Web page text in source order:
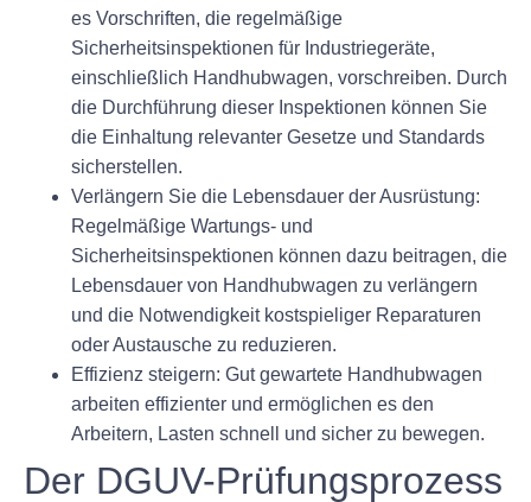
es Vorschriften, die regelmäßige
Sicherheitsinspektionen für Industriegeräte,
einschließlich Handhubwagen, vorschreiben. Durch
die Durchführung dieser Inspektionen können Sie
die Einhaltung relevanter Gesetze und Standards
sicherstellen.
Verlängern Sie die Lebensdauer der Ausrüstung:
Regelmäßige Wartungs- und
Sicherheitsinspektionen können dazu beitragen, die
Lebensdauer von Handhubwagen zu verlängern
und die Notwendigkeit kostspieliger Reparaturen
oder Austausche zu reduzieren.
Effizienz steigern: Gut gewartete Handhubwagen
arbeiten effizienter und ermöglichen es den
Arbeitern, Lasten schnell und sicher zu bewegen.
Der DGUV-Prüfungsprozess